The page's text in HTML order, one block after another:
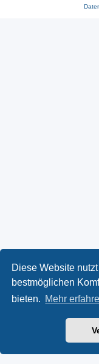
Diese Website
bestmöglichen
bieten. Mehr